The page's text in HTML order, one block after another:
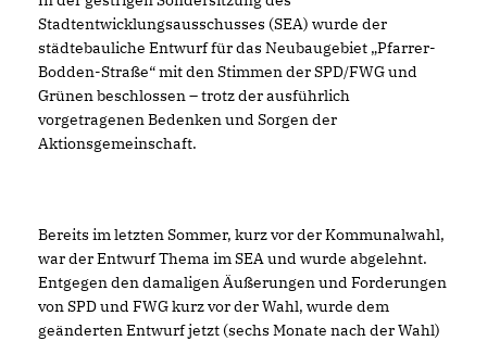
Stadtentwicklungsausschusses (SEA) wurde der
städtebauliche Entwurf für das Neubaugebiet „Pfarrer-
Bodden-Straße“ mit den Stimmen der SPD/FWG und
Grünen beschlossen – trotz der ausführlich
vorgetragenen Bedenken und Sorgen der
Aktionsgemeinschaft.
Bereits im letzten Sommer, kurz vor der Kommunalwahl,
war der Entwurf Thema im SEA und wurde abgelehnt.
Entgegen den damaligen Äußerungen und Forderungen
von SPD und FWG kurz vor der Wahl, wurde dem
geänderten Entwurf jetzt (sechs Monate nach der Wahl)